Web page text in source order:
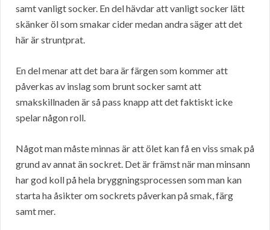
samt vanligt socker. En del hävdar att vanligt socker lätt
skänker öl som smakar cider medan andra säger att det
här är struntprat.
En del menar att det bara är färgen som kommer att
påverkas av inslag som brunt socker samt att
smakskillnaden är så pass knapp att det faktiskt icke
spelar någon roll.
Något man måste minnas är att ölet kan få en viss smak på
grund av annat än sockret. Det är främst när man minsann
har god koll på hela bryggningsprocessen som man kan
starta ha åsikter om sockrets påverkan på smak, färg
samt mer.